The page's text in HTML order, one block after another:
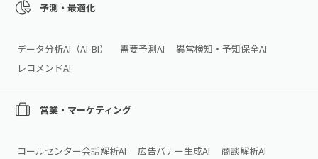
予測・最適化
データ分析AI（AI‑BI） 需要予測AI
異常検知・予知保全AI
レコメンドAI
営業・マーケティング
コールセンター会話解析AI 広告バナー生成AI
商談解析AI